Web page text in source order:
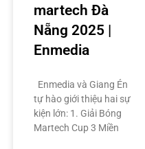
martech Đà
Nẵng 2025 |
Enmedia
Enmedia và Giang Én
tự hào giới thiệu hai sự
kiện lớn: 1. Giải Bóng
Martech Cup 3 Miền